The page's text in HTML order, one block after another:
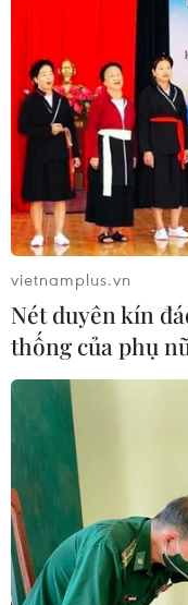
Hãng hàng không
Hàn Quốc nối lại
Incheon-TP Hồ
07/08/2026 04:28
Mở ra giai đoạn
quan hệ giữa Việt
07/08/2026 01:27
Ấn Độ thử thành
đạo Agni-4, tầm
06/08/2026 23:17
Hàn Quốc tái
chung sống hòa
06/08/2026 15:33
vietnamplus.vn
Nét duyên kín
thống của phụ